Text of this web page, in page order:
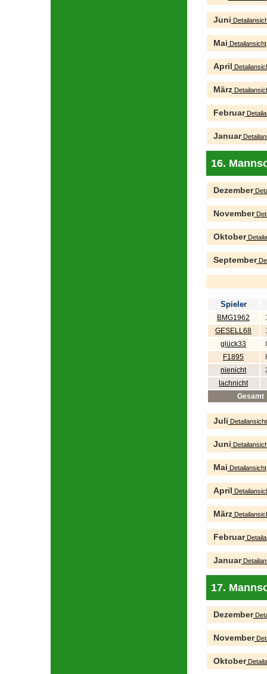
Juni
Mai Detailansicht
April
März
Februar
Januar
16.
Dezember
November
Oktober
September
Spieler
BMG1962
GESELL68
glück33
F1895
nienicht
lachnicht
Gesamt
Juli Detailansicht
Juni
Mai Detailansicht
April
März
Februar
Januar
17.
Dezember
November
Oktober